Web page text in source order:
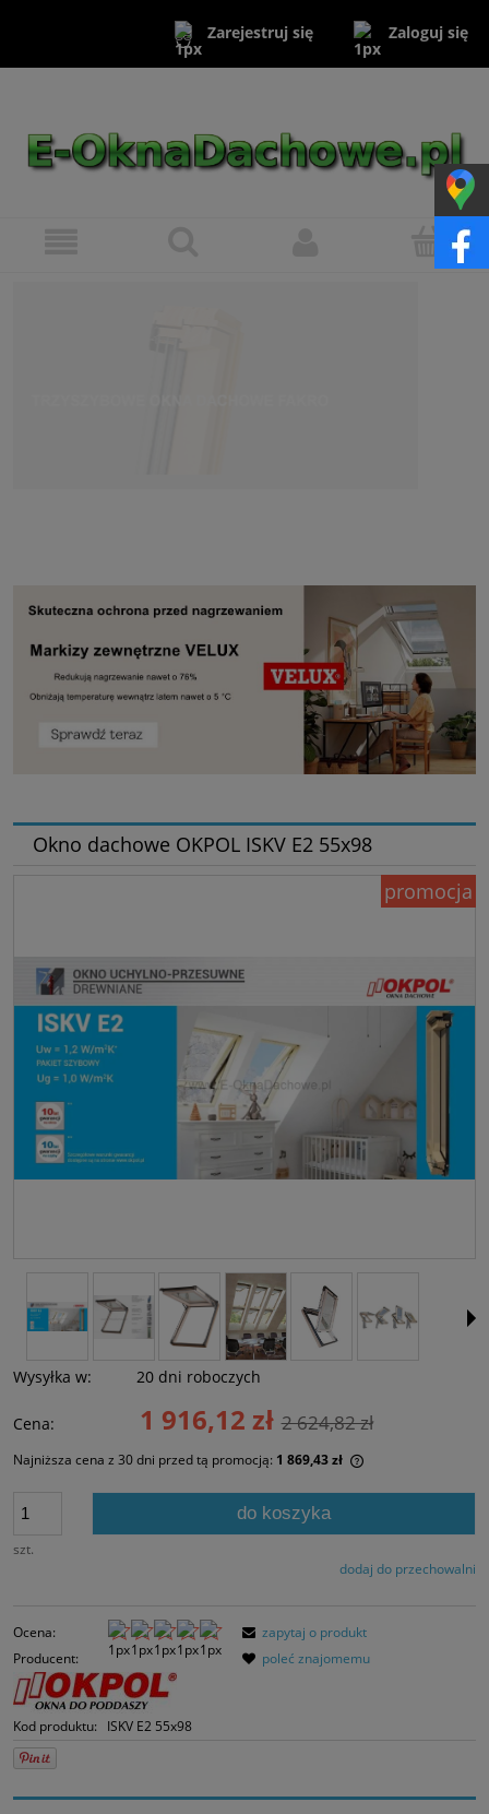
Zarejestruj się Zaloguj się
Okno dachowe OKPOL ISKV E2 55x98
promocja
Wysyłka w: 20 dni roboczych
Cena: 1 916,12 zł 2 624,82 zł
Najniższa cena z 30 dni przed tą promocją: 1 869,43 zł
szt.
do koszyka
dodaj do przechowalni
Ocena:
Producent:
Kod produktu: ISKV E2 55x98
zapytaj o produkt
poleć znajomemu